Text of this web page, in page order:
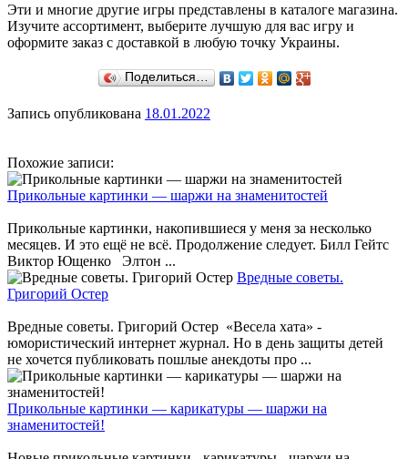
Эти и многие другие игры представлены в каталоге магазина.
Изучите ассортимент, выберите лучшую для вас игру и
оформите заказ с доставкой в любую точку Украины.
Поделиться…
Запись опубликована 18.01.2022
Похожие записи:
Прикольные картинки — шаржи на знаменитостей
Прикольные картинки, накопившиеся у меня за несколько
месяцев. И это ещё не всё. Продолжение следует. Билл Гейтс
Виктор Ющенко Элтон ...
Вредные советы.
Григорий Остер
Вредные советы. Григорий Остер «Весела хата» -
юмористический интернет журнал. Но в день защиты детей
не хочется публиковать пошлые анекдоты про ...
Прикольные картинки — карикатуры — шаржи на
знаменитостей!